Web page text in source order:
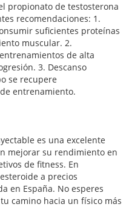
propionato de testosterona
recomendaciones: 1.
suficientes proteínas
muscular. 2.
de alta
3. Descanso
se recupere
entrenamiento.
es una excelente
mejorar su rendimiento en
de fitness. En
a precios
en España. No esperes
camino hacia un físico más